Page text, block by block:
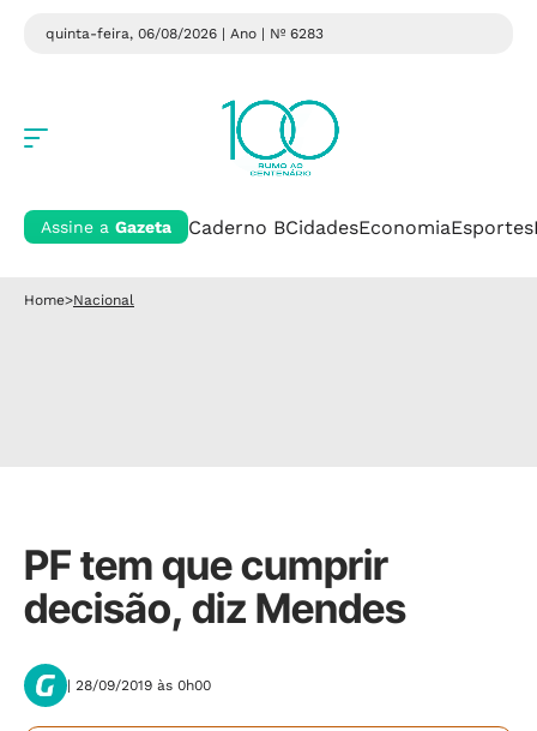
quinta-feira, 06/08/2026 | Ano | Nº 6283
Assine a Gazeta Caderno BCidadesEconomiaEsportes
Home>Nacional
PF tem que cumprir
decisão, diz Mendes
| 28/09/2019 às 0h00